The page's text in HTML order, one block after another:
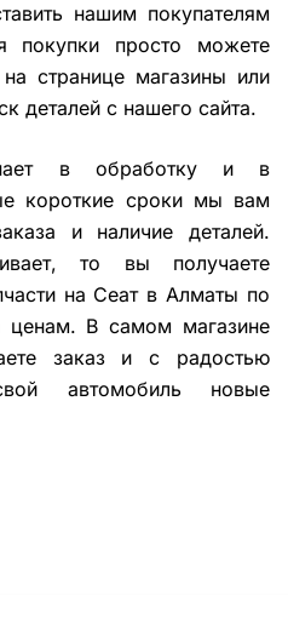
нашим покупателям
покупки просто можете
странице магазины или
деталей с нашего сайта.
в обработку и в
короткие сроки мы вам
и наличие деталей.
то вы получаете
на Сеат в Алматы по
В самом магазине
заказ и с радостью
автомобиль новые